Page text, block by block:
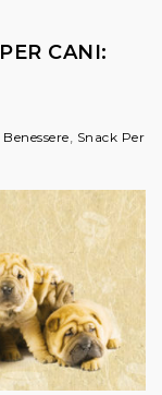
CANI:
Snack Per